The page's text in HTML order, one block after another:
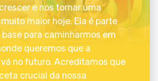
e nos tornar uma
maior hoje. Ela é parte
para caminharmos em
queremos que a
no futuro. Acreditamos que
crucial da nossa